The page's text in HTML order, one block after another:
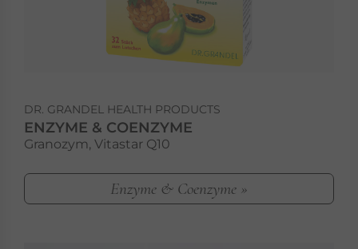
DR. GRANDEL HEALTH PRODUCTS
ENZYME & COENZYME
Granozym, Vitastar Q10
Enzyme & Coenzyme »